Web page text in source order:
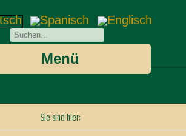
Menü
Sie sind hier: